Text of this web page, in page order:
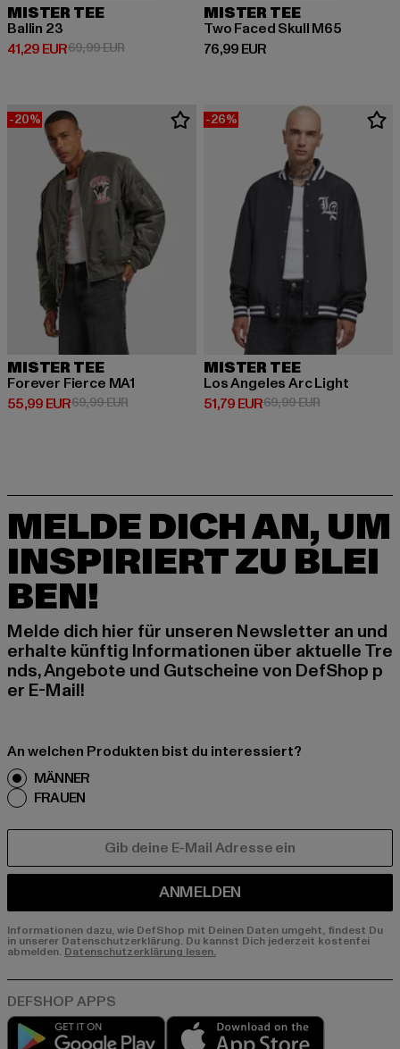
MISTER TEE
Ballin 23
41,29 EUR
Derzeitiger Preis: 41,29 EUR
69,99 EURAktionspreis: 69,99 EUR
MISTER TEE
Two Faced Skull M65
76,99 EUR
Derzeitiger Preis: 76,99 EUR
-20%
MISTER TEE
Forever Fierce MA1
55,99 EUR
Derzeitiger Preis: 55,99 EUR
69,99 EURAktionspreis: 69,99 EUR
-26%
MISTER TEE
Los Angeles Arc Light
51,79 EUR
Derzeitiger Preis: 51,79 EUR
69,99 EURAktionspreis:
MELDE DICH AN, UM
INSPIRIERT ZU BLEI
BEN!
Melde dich hier für unseren Newsletter an und
erhalte künftig Informationen über aktuelle Tre
nds, Angebote und Gutscheine von DefShop p
er E-Mail!
An welchen Produkten bist du interessiert?
MÄNNER
FRAUEN
ANMELDEN
Informationen dazu, wie DefShop mit Deinen Daten umgeht, findest Du
in unserer Datenschutzerklärung. Du kannst Dich jederzeit kostenfei
abmelden. Datenschutzerklärung lesen.
Play market